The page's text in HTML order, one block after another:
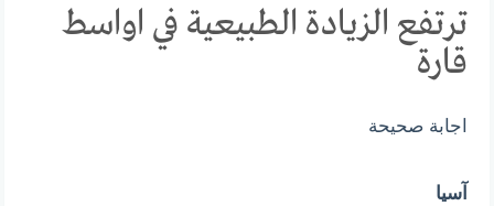
ترتفع الزيادة الطبيعية في اواسط
قارة
اجابة صحيحة
آسيا